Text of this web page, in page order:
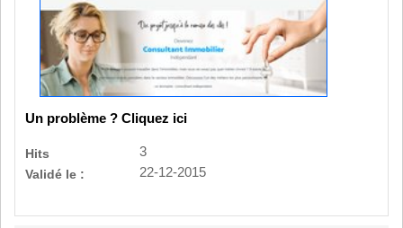
Un problème ? Cliquez ici
Hits
3
Validé le :
22-12-2015